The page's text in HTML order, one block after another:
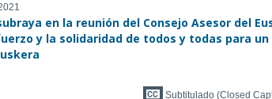
en la reunión del Consejo Asesor del
y la solidaridad de todos y todas para
Subtitulado (Closed